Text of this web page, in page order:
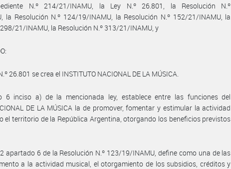
N.º 214/21/INAMU, la Ley N.º 26.801, la Resolución N.º
la Resolución N.º 124/19/INAMU, la Resolución N.º 152/21/INAMU, la
21/INAMU, la Resolución N.º 313/21/INAMU, y
26.801 se crea el INSTITUTO NACIONAL DE LA MÚSICA.
6 inciso a) de la mencionada ley, establece entre las funciones del
DE LA MÚSICA la de promover, fomentar y estimular la actividad
el territorio de la República Argentina, otorgando los beneficios previstos
apartado 6 de la Resolución N.º 123/19/INAMU, define como una de las
a la actividad musical, el otorgamiento de los subsidios, créditos y